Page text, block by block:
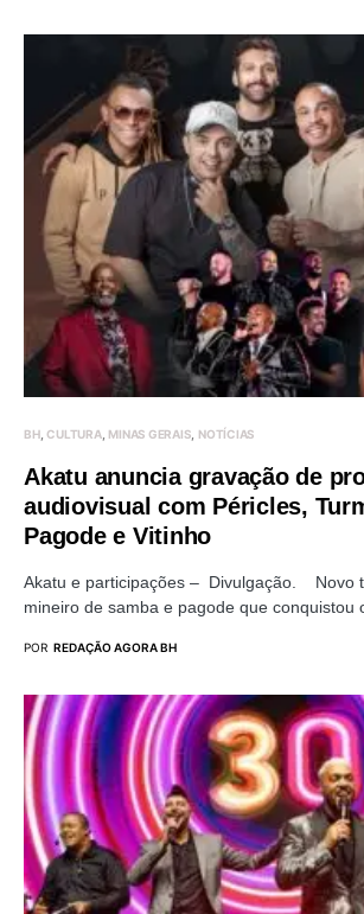
BH CULTURA MINAS GERAIS NOTÍCIAS
Akatu anuncia gravação de
audiovisual com Péricles,
Pagode e Vitinho
Akatu e participações – Divulgação. Novo
mineiro de samba e pagode que conquistou
POR REDAÇÃO AGORA BH